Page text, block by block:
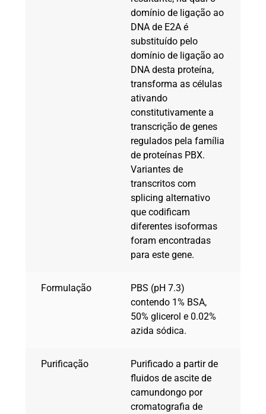
domínio de ligação ao
DNA de E2A é
substituído pelo
domínio de ligação ao
DNA desta proteína,
transforma as células
ativando
constitutivamente a
transcrição de genes
regulados pela família
de proteínas PBX.
Variantes de
transcritos com
splicing alternativo
que codificam
diferentes isoformas
foram encontradas
para este gene.
Formulação
PBS (pH 7.3)
contendo 1% BSA,
50% glicerol e 0.02%
azida sódica.
Purificação
Purificado a partir de
fluidos de ascite de
camundongo por
cromatografia de